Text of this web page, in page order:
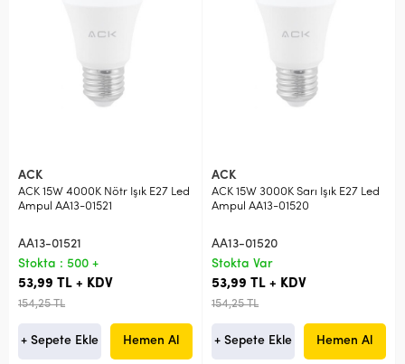
ACK
ACK 15W 4000K Nötr Işık E27 Led
Ampul AA13-01521
AA13-01521
Stokta : 500 +
53,99 TL + KDV
154,25 TL
+ Sepete Ekle Hemen Al
ACK
ACK 15W 3000K Sarı Işık E27 Led
Ampul AA13-01520
AA13-01520
Stokta Var
53,99 TL + KDV
154,25 TL
+ Sepete Ekle Hemen Al